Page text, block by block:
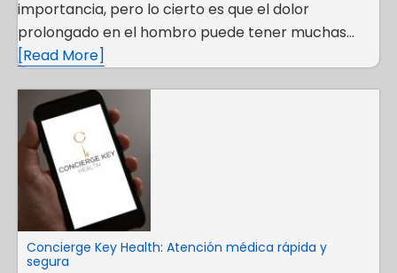
importancia, pero lo cierto es que el dolor
prolongado en el hombro puede tener muchas…
[Read More]
Concierge Key Health: Atención médica rápida y
segura